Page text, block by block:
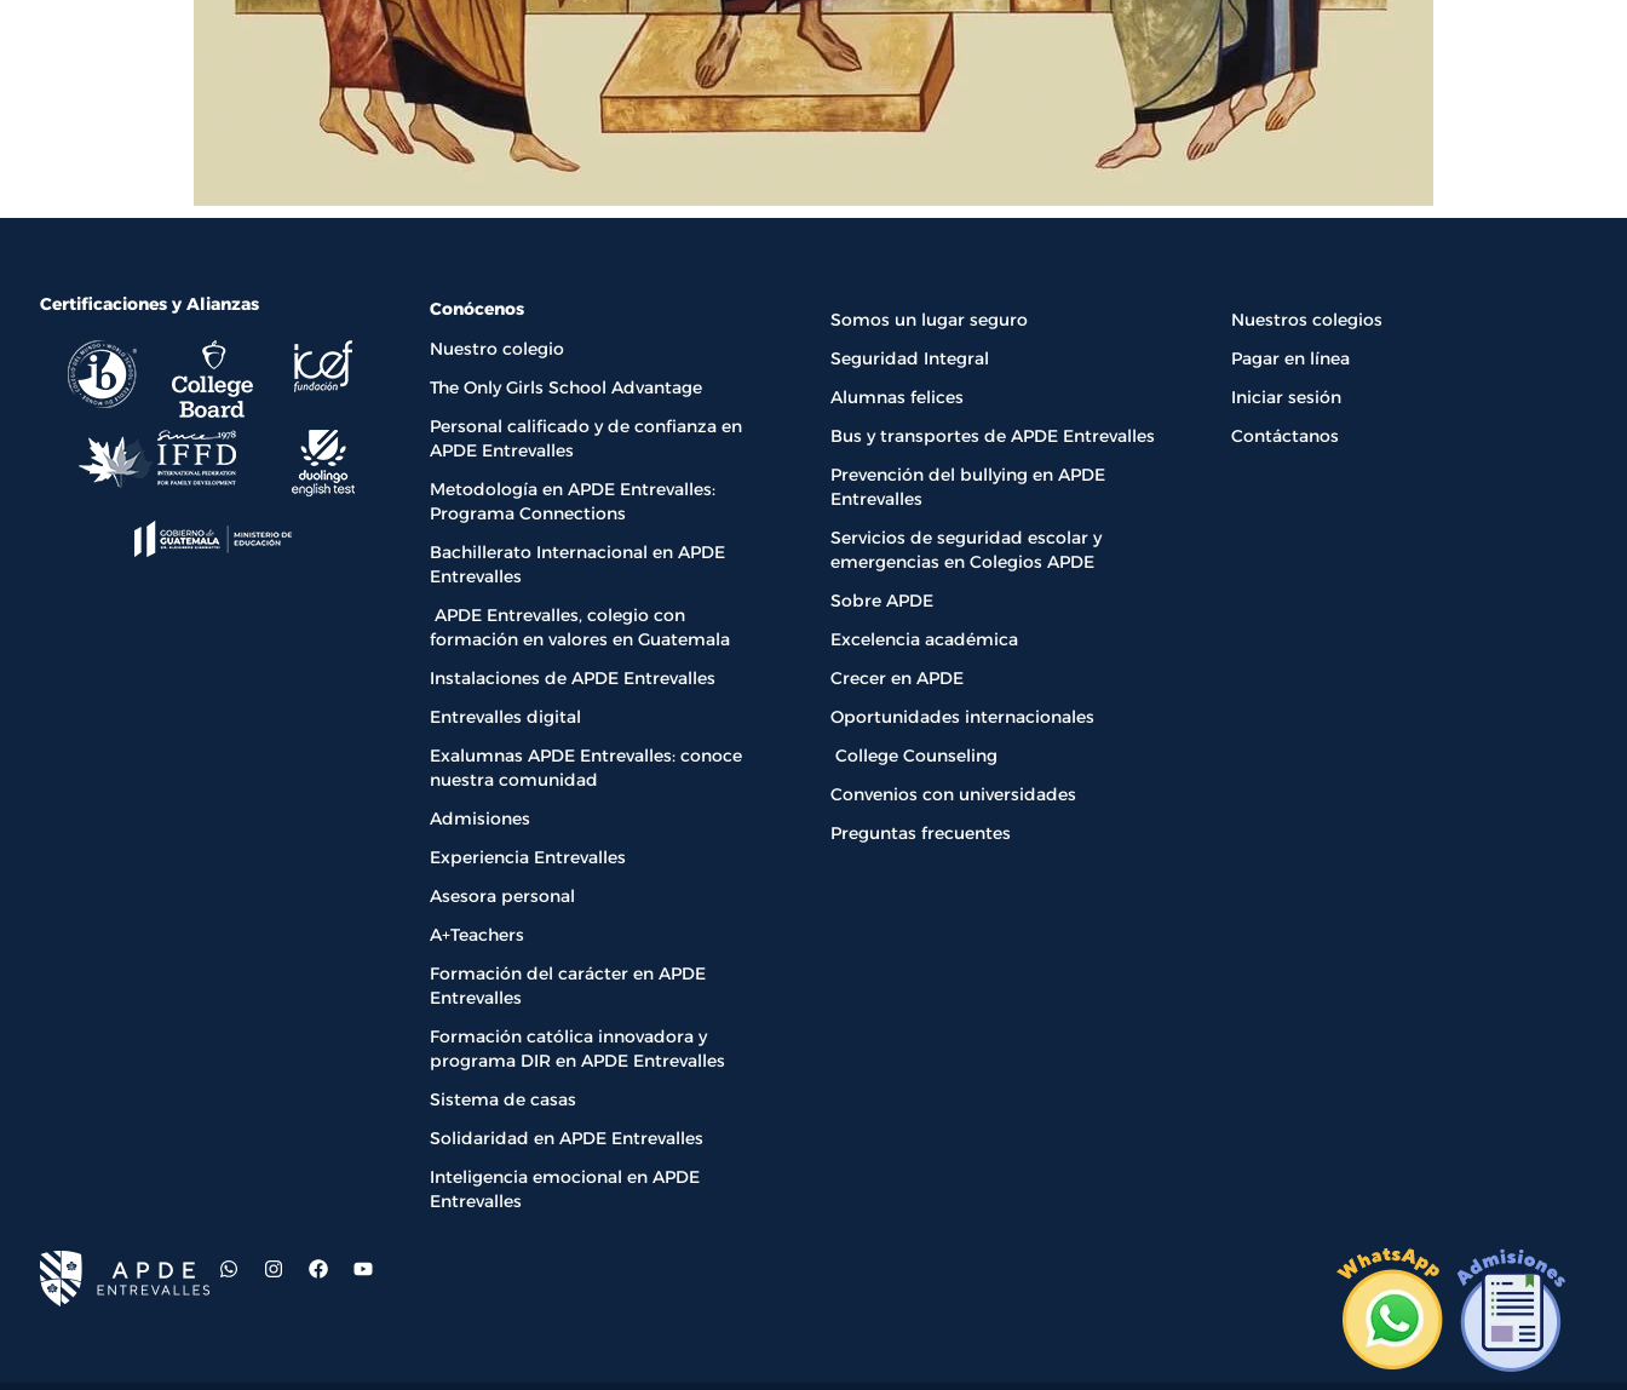
Certificaciones y Alianzas
Conócenos
Nuestro colegio
The Only Girls School Advantage
Personal calificado y de confianza en
APDE Entrevalles
Metodología en APDE Entrevalles:
Programa Connections
Bachillerato Internacional en APDE
Entrevalles
APDE Entrevalles, colegio con
formación en valores en Guatemala
Instalaciones de APDE Entrevalles
Entrevalles digital
Exalumnas APDE Entrevalles: conoce
nuestra comunidad
Admisiones
Experiencia Entrevalles
Asesora personal
A+Teachers
Formación del carácter en APDE
Entrevalles
Formación católica innovadora y
programa DIR en APDE Entrevalles
Sistema de casas
Solidaridad en APDE Entrevalles
Inteligencia emocional en APDE
Entrevalles
Somos un lugar seguro
Seguridad Integral
Alumnas felices
Bus y transportes de APDE Entrevalles
Prevención del bullying en APDE
Entrevalles
Servicios de seguridad escolar y
emergencias en Colegios APDE
Sobre APDE
Excelencia académica
Crecer en APDE
Oportunidades internacionales
College Counseling
Convenios con universidades
Preguntas frecuentes
Nuestros colegios
Pagar en línea
Iniciar sesión
Contáctanos